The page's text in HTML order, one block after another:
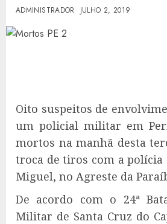
ADMINISTRADOR JULHO 2, 2019
Oito suspeitos de
um policial militar em
mortos na manhã desta
troca de tiros com a polícia
Miguel, no Agreste da
De acordo com o 24ª
Militar de Santa Cruz do